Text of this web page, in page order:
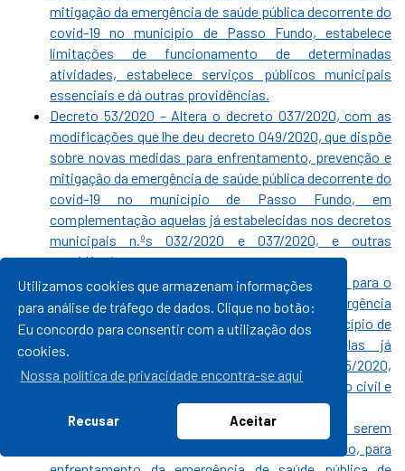
Utilizamos cookies que armazenam informações
para análise de tráfego de dados. Clique no botão:
Eu concordo para consentir com a utilização dos
cookies.
Nossa política de privacidade encontra-se aqui
Recusar Aceitar
mitigação da emergência de saúde pública decorrente do
covid-19 no município de Passo Fundo, estabelece
limitações de funcionamento de determinadas
atividades, estabelece serviços públicos municipais
essenciais e dá outras providências.
Decreto 53/2020 – Altera o decreto 037/2020, com as
modificações que lhe deu decreto 049/2020, que dispõe
sobre novas medidas para enfrentamento, prevenção e
mitigação da emergência de saúde pública decorrente do
covid-19 no município de Passo Fundo, em
complementação aquelas já estabelecidas nos decretos
municipais n.ºs 032/2020 e 037/2020, e outras
providências.
Decreto 37/2020 – Dispõe sobre novas medidas para o
enfrentamento, prevenção e mitigação da emergência
de saúde pública decorrente do covid-19 no município de
Passo Fundo, em complementação aquelas já
estabelecidas nos decretos n.ºs 032/2020 e 035/2020,
em especial nos setores da indústria, construção civil e
Decreto 36/2020 – Estabelece medidas a serem
adotadas pelo transporte coletivo urbano público, para